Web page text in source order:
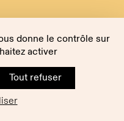
donne le contrôle sur
activer
Tout refuser